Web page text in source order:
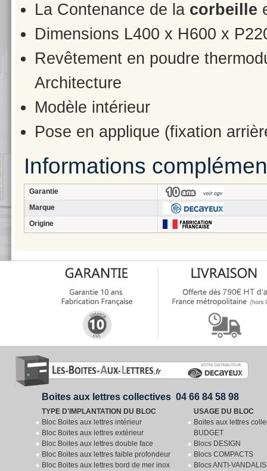
La Contenance de la corbeille
Dimensions L400 x H600 x
Revêtement en poudre
Architecture
Modèle intérieur
Pose en applique (fixation
Informations
Garantie
Marque
Origine
Boites aux lettres collectives 04 66 84 58 98
TYPE D'IMPLANTATION DU BLOC
Bloc Boites aux lettres intérieur
Bloc Boites aux lettres extérieur
Bloc Boites aux lettres double face
Bloc Boites aux lettres faible profondeur
Bloc Boites aux lettres bord de mer inox
USAGE DU BLOC
Boites aux lettres
BUDGET
Blocs DESIGN
Blocs COMPACTS
Blocs ANTI-